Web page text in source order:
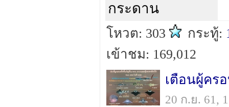
กระดาน
โหวต: 303 กระทู้:
เข้าชม: 169,012
20 ก.ย. 61,